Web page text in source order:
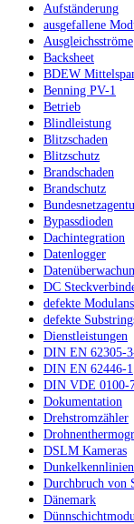
Aufständerung
ausgefallene
Ausgleichsströme
Backsheet
BDEW
Benning PV-1
Betrieb
Blindleistung
Blitzschaden
Blitzschutz
Brandschaden
Brandschutz
Bypassdioden
Dachintegration
Datenlogger
DC
defekte
defekte
Dienstleistungen
DIN EN 62305-
DIN EN 62446-1
DIN VDE 0100-
Dokumentation
Drehstromzähler
DSLM Kameras
Dunkelkennlinien
Durchbruch von
Dänemark